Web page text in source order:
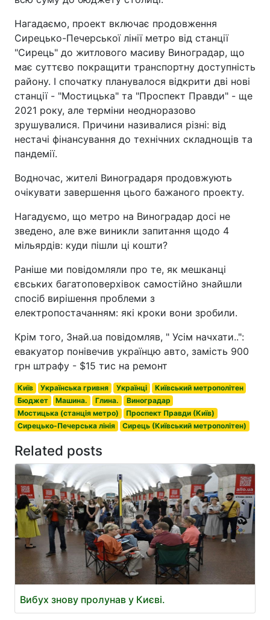
Нагадаємо, проект включає продовження
Сирецько-Печерської лінії метро від станції
"Сирець" до житлового масиву Виноградар, що
має суттєво покращити транспортну доступність
району. І спочатку планувалося відкрити дві нові
станції - "Мостицька" та "Проспект Правди" - ще
2021 року, але терміни неодноразово
зрушувалися. Причини називалися різні: від
нестачі фінансування до технічних складнощів та
пандемії.
Водночас, жителі Виноградаря продовжують
очікувати завершення цього бажаного проекту.
Нагадуємо, що метро на Виноградар досі не
зведено, але вже виникли запитання щодо 4
мільярдів: куди пішли ці кошти?
Раніше ми повідомляли про те, як мешканці
євських багатоповерхівок самостійно знайшли
спосіб вирішення проблеми з
електропостачанням: які кроки вони зробили.
Крім того, Знай.ua повідомляв, " Усім начхати..":
евакуатор понівечив українцю авто, замість 900
грн штрафу - $15 тис на ремонт
Київ Українська гривня Українці
Київський метрополітен
Бюджет
Машина. Глина.
Виноградар
Мостицька (станція метро)
Проспект Правди (Київ)
Сирецько-Печерська лінія
Сирець (Київський метрополітен)
Related posts
Вибух знову пролунав у Києві.